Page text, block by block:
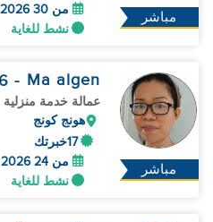
مباشر
من 30 Sep 2026 | دوام كامل
نشط للغاية
مباشر
Ma algen
- 46
عمالة خدمة منزلية
هونج كونج
17خبرتك
من 24 Aug 2026 | دوام كامل
نشط للغاية